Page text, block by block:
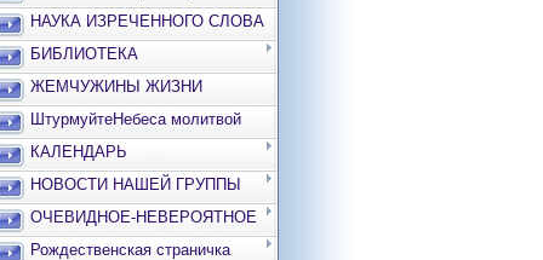
НАУКА ИЗРЕЧЕННОГО СЛОВА
БИБЛИОТЕКА
ЖЕМЧУЖИНЫ ЖИЗНИ
ШтурмуйтеНебеса молитвой
КАЛЕНДАРЬ
НОВОСТИ НАШЕЙ ГРУППЫ
ОЧЕВИДНОЕ-НЕВЕРОЯТНОЕ
Рождественская страничка